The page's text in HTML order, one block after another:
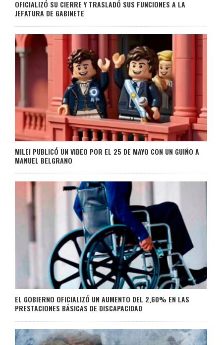
OFICIALIZÓ SU CIERRE Y TRASLADÓ SUS FUNCIONES A LA
JEFATURA DE GABINETE
MILEI PUBLICÓ UN VIDEO POR EL 25 DE MAYO CON UN GUIÑO A
MANUEL BELGRANO
EL GOBIERNO OFICIALIZÓ UN AUMENTO DEL 2,60% EN LAS
PRESTACIONES BÁSICAS DE DISCAPACIDAD